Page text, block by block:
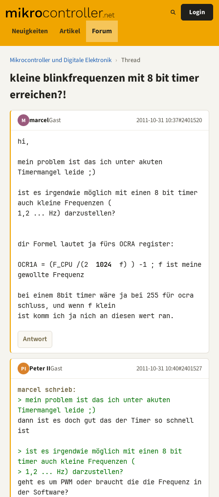
Neuigkeiten Artikel Forum
Login
Mikrocontroller und Digitale Elektronik › Thread
kleine blinkfrequenzen mit 8 bit timer
erreichen?!
M marcelGast 2011-10-31 10:37#2401520
hi,
mein problem ist das ich unter akuten
Timermangel leide ;)
ist es irgendwie möglich mit einen 8 bit timer
auch kleine Frequenzen (
1,2 ... Hz) darzustellen?
dir Formel lautet ja fürs OCRA register:
OCR1A = (F_CPU /(2 1024
f) ) -1 ; f ist meine
gewollte Frequenz
bei einem 8bit timer wäre ja bei 255 für ocra
schluss, und wenn f klein
ist komm ich ja nich an diesen wert ran.
Antwort
PI Peter IIGast 2011-10-31 10:40#2401527
marcel schrieb:
> mein problem ist das ich unter akuten
Timermangel leide ;)
dann ist es doch gut das der Timer so schnell
ist
> ist es irgendwie möglich mit einen 8 bit
timer auch kleine Frequenzen (
> 1,2 ... Hz) darzustellen?
geht es um PWM oder braucht die die Frequenz in
der Software?